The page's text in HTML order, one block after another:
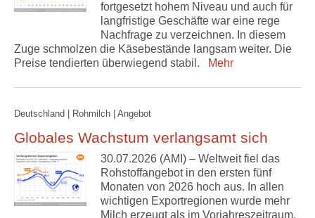
fortgesetzt hohem Niveau und auch für
langfristige Geschäfte war eine rege
Nachfrage zu verzeichnen. In diesem
Zuge schmolzen die Käsebestände langsam weiter. Die
Preise tendierten überwiegend stabil.
Mehr
Deutschland | Rohmilch | Angebot
Globales Wachstum verlangsamt sich
30.07.2026 (AMI) – Weltweit fiel das
Rohstoffangebot in den ersten fünf
Monaten von 2026 hoch aus. In allen
wichtigen Exportregionen wurde mehr
Milch erzeugt als im Vorjahreszeitraum.